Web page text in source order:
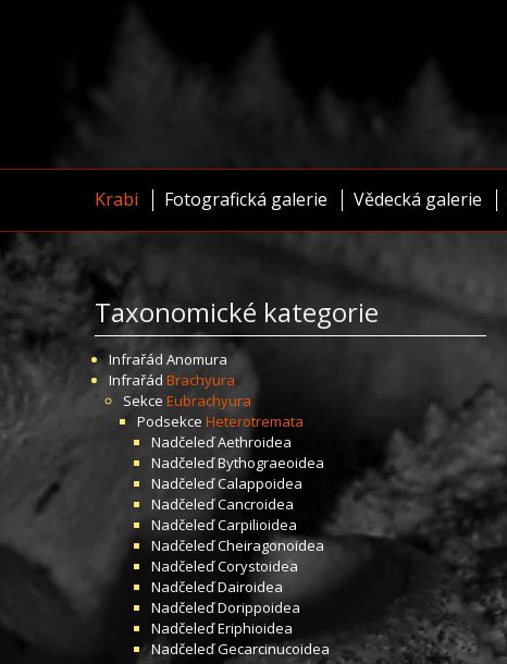
Krabi Fotografická galerie Vědecká galerie
Taxonomické kategorie
Infrařád Anomura
Infrařád Brachyura
Sekce Eubrachyura
Podsekce Heterotremata
NadčeleďAethroidea
NadčeleďBythograeoidea
NadčeleďCalappoidea
NadčeleďCancroidea
NadčeleďCarpilioidea
NadčeleďCheiragonoidea
NadčeleďCorystoidea
NadčeleďDairoidea
NadčeleďDorippoidea
NadčeleďEriphioidea
NadčeleďGecarcinucoidea